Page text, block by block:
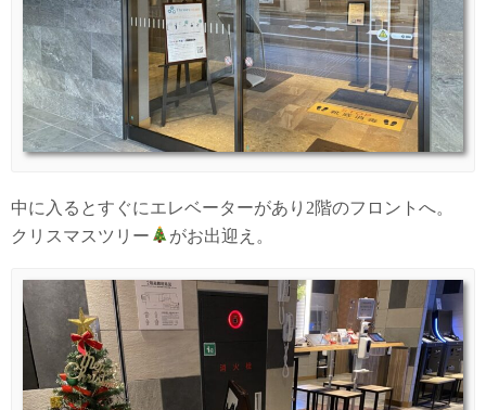
中に入るとすぐにエレベーターがあり2階のフロントへ。
クリスマスツリー
がお出迎え。